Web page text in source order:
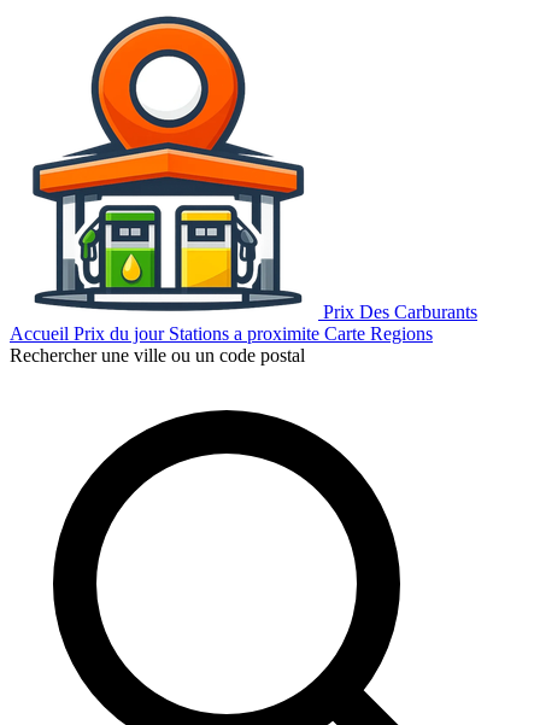
Prix Des Carburants
Accueil Prix du jour Stations a proximite Carte Regions
Rechercher une ville ou un code postal